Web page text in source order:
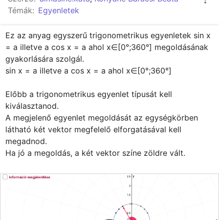
Témák: Egyenletek
Ez az anyag egyszerű trigonometrikus egyenletek sin⁡ x
= a illetve a cos x = a ahol x∈[0°;360°] megoldásának
gyakorlására szolgál.
sin⁡ x = a illetve a cos x = a ahol x∈[0°;360°]
Előbb a trigonometrikus egyenlet típusát kell
kiválasztanod.
A megjelenő egyenlet megoldását az egységkörben
látható két vektor megfelelő elforgatásával kell
megadnod.
Ha jó a megoldás, a két vektor színe zöldre vált.